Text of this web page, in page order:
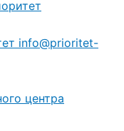
info@prioritet-